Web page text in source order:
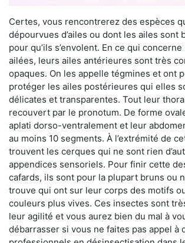
Certes, vous rencontrerez des espèces
dépourvues d’ailes ou dont les ailes sont
pour qu’ils s’envolent. En ce qui
ailées, leurs ailes antérieures sont très
opaques. On les appelle tégmines et ont
protéger les ailes postérieures qui elles
délicates et transparentes. Tout leur
recouvert par le pronotum. De forme
aplati dorso-ventralement et leur
au moins 10 segments. À l’extrémité de
trouvent les cerques qui ne sont rien
appendices sensoriels. Pour finir cette
cafards, ils sont pour la plupart bruns ou
trouve qui ont sur leur corps des motifs
couleurs plus vives. Ces insectes sont
leur agilité et vous aurez bien du mal à
débarrasser si vous ne faites pas appel à